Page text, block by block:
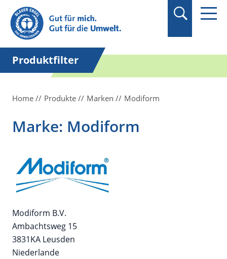
Suchbegriff in
Anführungszeichen
setzen.
Produktfilter
Home Produkte Marken Modiform
Marke: Modiform
Modiform B.V.
Ambachtsweg 15
3831KA Leusden
Niederlande